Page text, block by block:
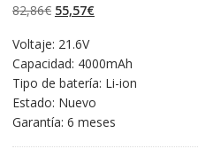
82,86€ El
original
era:
82,86€.
55,57€El
es:
55,57€.
Voltaje: 21.6V
Capacidad: 4000mAh
Tipo de batería: Li-ion
Estado: Nuevo
Garantía: 6 meses